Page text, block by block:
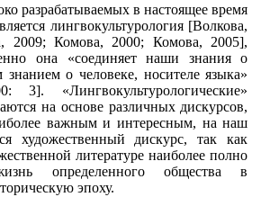
разрабатываемых в настоящее время
лингвокультурология [Волкова,
2009; Комова, 2000; Комова, 2005],
она «соединяет наши знания о
о человеке, носителе языка»
3]. «Лингвокультурологические»
на основе различных дискурсов,
важным и интересным, на наш
художественный дискурс, так как
литературе наиболее полно
определенного общества в
эпоху.